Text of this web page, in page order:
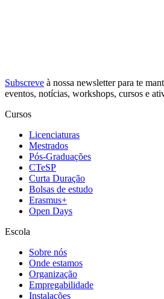
Subscreve à nossa newsletterpara te
eventos, notícias, workshops, cursos e
Cursos
Licenciaturas
Mestrados
Pós-Graduações
CTeSP
Curta Duração
Bolsas de estudo
Erasmus+
Open Days
Escola
Sobre nós
Onde estamos
Organização
Empregabilidade
Instalações